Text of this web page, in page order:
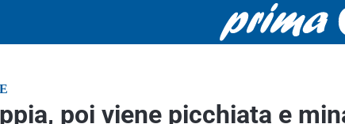
poi viene picchiata e